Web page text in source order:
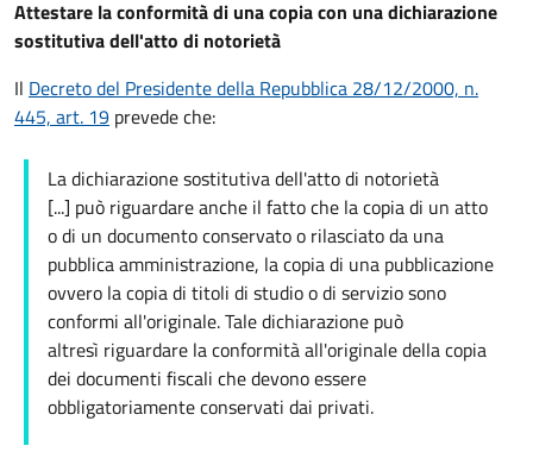
Attestare la conformità di una copia con una dichiarazione
sostitutiva dell'atto di notorietà
Il Decreto del Presidente della Repubblica 28/12/2000, n.
445, art. 19 prevede che:
La dichiarazione sostitutiva dell'atto di notorietà
[...] può riguardare anche il fatto che la copia di un atto
o di un documento conservato o rilasciato da una
pubblica amministrazione, la copia di una pubblicazione
ovvero la copia di titoli di studio o di servizio sono
conformi all'originale. Tale dichiarazione può
altresì riguardare la conformità all'originale della copia
dei documenti fiscali che devono essere
obbligatoriamente conservati dai privati.